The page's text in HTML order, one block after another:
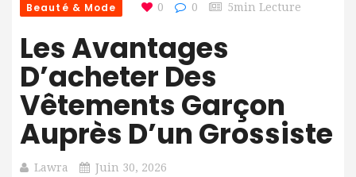
Beauté & Mode 0 0 5min Lecture
Les Avantages
D’acheter Des
Vêtements Garçon
Auprès D’un Grossiste
Lawra Juin 30, 2026